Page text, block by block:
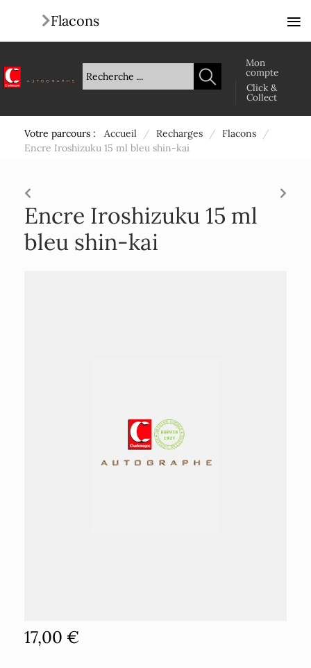
Mon
compte
Click &
Collect
Votre parcours : Accueil / Recharges / Flacons
/
Encre Iroshizuku 15 ml bleu shin-kai
Encre Iroshizuku 15 ml
bleu shin-kai
17,00 €
Flacons ≡